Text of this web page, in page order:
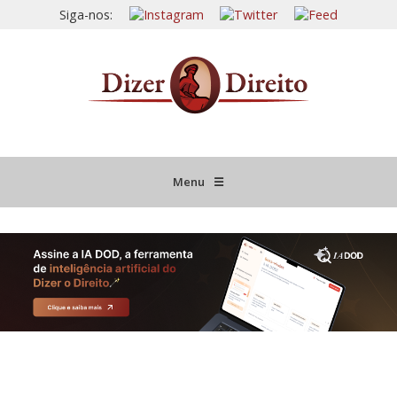
Siga-nos:
Menu ☰
JURISPRUDÊNCIA COMENTADA
INFORMATIVOS COMENTADOS